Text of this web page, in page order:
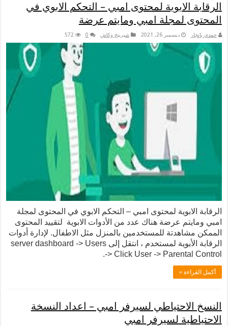
الابوية لمحتوى امبي – التحكم الابوي في
لمجلة امبي ومايتم عرضة
ديسمبر 26, 2021 شيرينج وكاش 0
572
الابوية لمحتوى امبي – التحكم الابوي في المحتوى لمجلة
عرضة هناك عدد من الأدوات الابوية لتقييد المحتوى
مشاهدتة للمستخدمين بالمنزل مثل الاطفال. لإدارة أدوات
الرقابة الأبوية لمستخدم ، انتقل إلى server dashboard -> Users
-> Click User -> Parental
»
الاحتياطي لسيرفر امبي – اعداد النسخة
لسيرفر امبي